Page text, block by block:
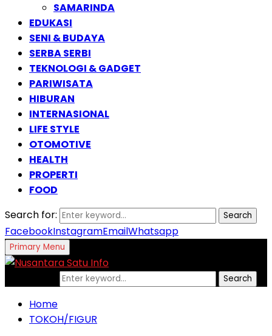
SAMARINDA
EDUKASI
SENI & BUDAYA
SERBA SERBI
TEKNOLOGI & GADGET
PARIWISATA
HIBURAN
INTERNASIONAL
LIFE STYLE
OTOMOTIVE
HEALTH
PROPERTI
FOOD
Search for:
Search
FacebookInstagramEmailWhatsapp
Primary Menu
Search
Home
TOKOH/FIGUR